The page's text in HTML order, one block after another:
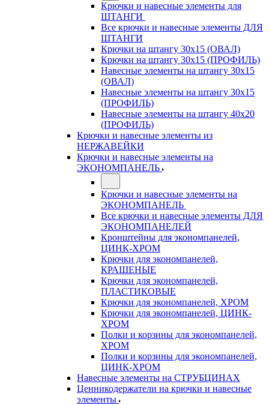
Крючки и навесные элементы для
ШТАНГИ
Все крючки и навесные элементы ДЛЯ
ШТАНГИ
Крючки на штангу 30х15 (ОВАЛ)
Крючки на штангу 30х15 (ПРОФИЛЬ)
Навесные элементы на штангу 30х15
(ОВАЛ)
Навесные элементы на штангу 30х15
(ПРОФИЛЬ)
Навесные элементы на штангу 40х20
(ПРОФИЛЬ)
Крючки и навесные элементы из
НЕРЖАВЕЙКИ
Крючки и навесные элементы на
ЭКОНОМПАНЕЛЬ
Крючки и навесные элементы на
ЭКОНОМПАНЕЛЬ
Все крючки и навесные элементы ДЛЯ
ЭКОНОМПАНЕЛЕЙ
Кронштейны для экономпанелей,
ЦИНК-ХРОМ
Крючки для экономпанелей,
КРАШЕНЫЕ
Крючки для экономпанелей,
ПЛАСТИКОВЫЕ
Крючки для экономпанелей, ХРОМ
Крючки для экономпанелей, ЦИНК-
ХРОМ
Полки и корзины для экономпанелей,
ХРОМ
Полки и корзины для экономпанелей,
ЦИНК-ХРОМ
Навесные элементы на СТРУБЦИНАХ
Ценникодержатели на крючки и навесные
элементы